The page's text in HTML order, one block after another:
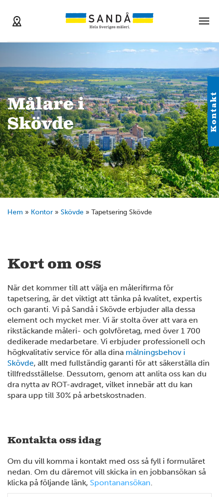
Kontakt
Målare i
Skövde
Hem » Kontor » Skövde » Tapetsering Skövde
Kort om oss
När det kommer till att välja en målerifirma för
tapetsering, är det viktigt att tänka på kvalitet, expertis
och garanti. Vi på Sandå i Skövde erbjuder alla dessa
element och mycket mer. Vi är stolta över att vara en
rikstäckande måleri- och golvföretag, med över 1 700
dedikerade medarbetare. Vi erbjuder professionell och
högkvalitativ service för alla dina målningsbehov i
Skövde, allt med fullständig garanti för att säkerställa din
tillfredsställelse. Dessutom, genom att anlita oss kan du
dra nytta av ROT-avdraget, vilket innebär att du kan
spara upp till 30% på arbetskostnaden.
Kontakta oss idag
Om du vill komma i kontakt med oss så fyll i formuläret
nedan. Om du däremot vill skicka in en jobbansökan så
klicka på följande länk, Spontanansökan.